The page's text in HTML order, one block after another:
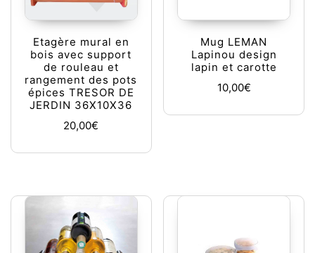
Etagère mural en
bois avec support
de rouleau et
rangement des pots
épices TRESOR DE
JERDIN 36X10X36
20,00€
Mug LEMAN
Lapinou design
lapin et carotte
10,00€